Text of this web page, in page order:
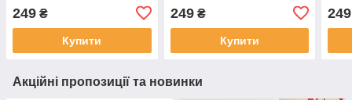
249 ₴
Купити
249₴
Купити
249
Акційні пропозиції та новинки